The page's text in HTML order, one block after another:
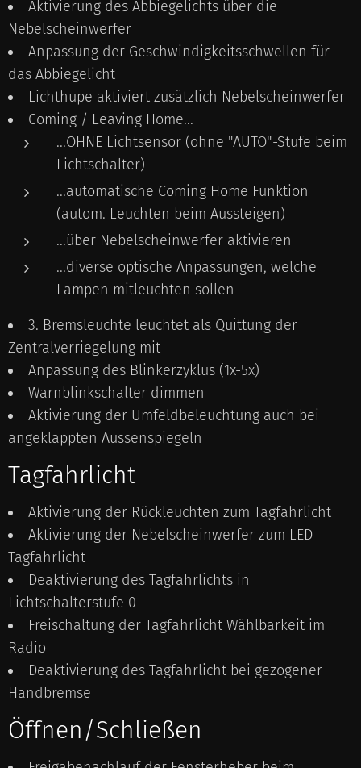
Aktivierung des Abbiegelichts über die
Nebelscheinwerfer
Anpassung der Geschwindigkeitsschwellen für
das Abbiegelicht
Lichthupe aktiviert zusätzlich Nebelscheinwerfer
Coming / Leaving Home...
...OHNE Lichtsensor (ohne "AUTO"-Stufe beim
Lichtschalter)
...automatische Coming Home Funktion
(autom. Leuchten beim Aussteigen)
...über Nebelscheinwerfer aktivieren
...diverse optische Anpassungen, welche
Lampen mitleuchten sollen
3. Bremsleuchte leuchtet als Quittung der
Zentralverriegelung mit
Anpassung des Blinkerzyklus (1x-5x)
Warnblinkschalter dimmen
Aktivierung der Umfeldbeleuchtung auch bei
angeklappten Aussenspiegeln
Tagfahrlicht
Aktivierung der Rückleuchten zum Tagfahrlicht
Aktivierung der Nebelscheinwerfer zum LED
Tagfahrlicht
Deaktivierung des Tagfahrlichts in
Lichtschalterstufe 0
Freischaltung der Tagfahrlicht Wählbarkeit im
Radio
Deaktivierung des Tagfahrlicht bei gezogener
Handbremse
Öffnen/Schließen